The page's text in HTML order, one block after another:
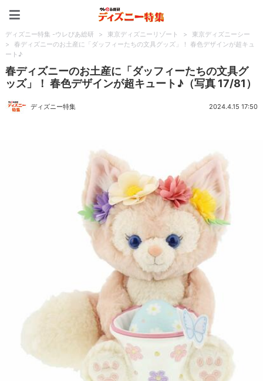
ディズニー特集 -ウレぴあ総研 > 東京ディズニーリゾート >
東京ディズニーシー
>
春ディズニーのお土産に「ダッフィーたちの文具グッズ」！ 春色デザインが超キュ
ート♪
春ディズニーのお土産に「ダッフィーたちの文具グ
ッズ」！ 春色デザインが超キュート♪（写真 17/81）
ディズニー特集 2024.4.15 17:50